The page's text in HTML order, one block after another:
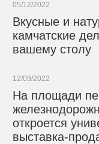
05/12/2022
Вкусные и
камчатские
вашему столу
12/09/2022
На площади
откроется
выставка-